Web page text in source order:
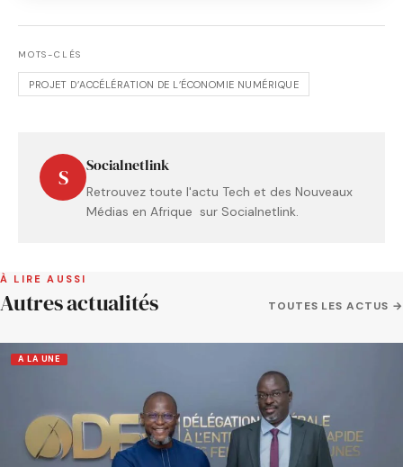
MOTS-CLÉS
PROJET D’ACCÉLÉRATION DE L’ÉCONOMIE NUMÉRIQUE
S Socialnetlink
Retrouvez toute l'actu Tech et des Nouveaux
Médias en Afrique sur Socialnetlink.
À LIRE AUSSI
Autres actualités TOUTES LES ACTUS →
A LA UNE